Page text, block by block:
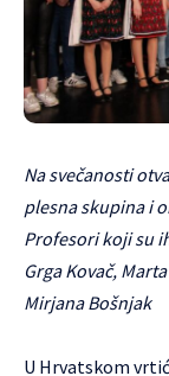
Na svečanosti
plesna skupina i
Profesori koji su
Grga Kovač,
Mirjana Bošnjak
U Hrvatskom